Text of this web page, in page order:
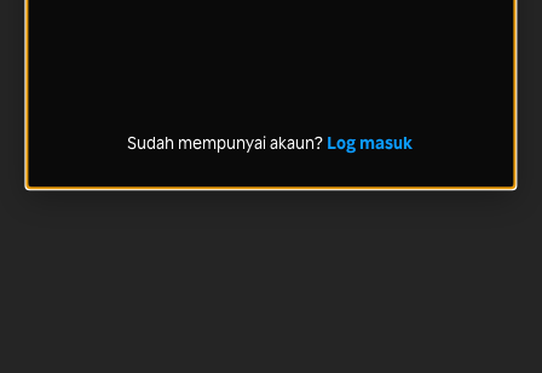
Sudah mempunyai akaun? Log masuk